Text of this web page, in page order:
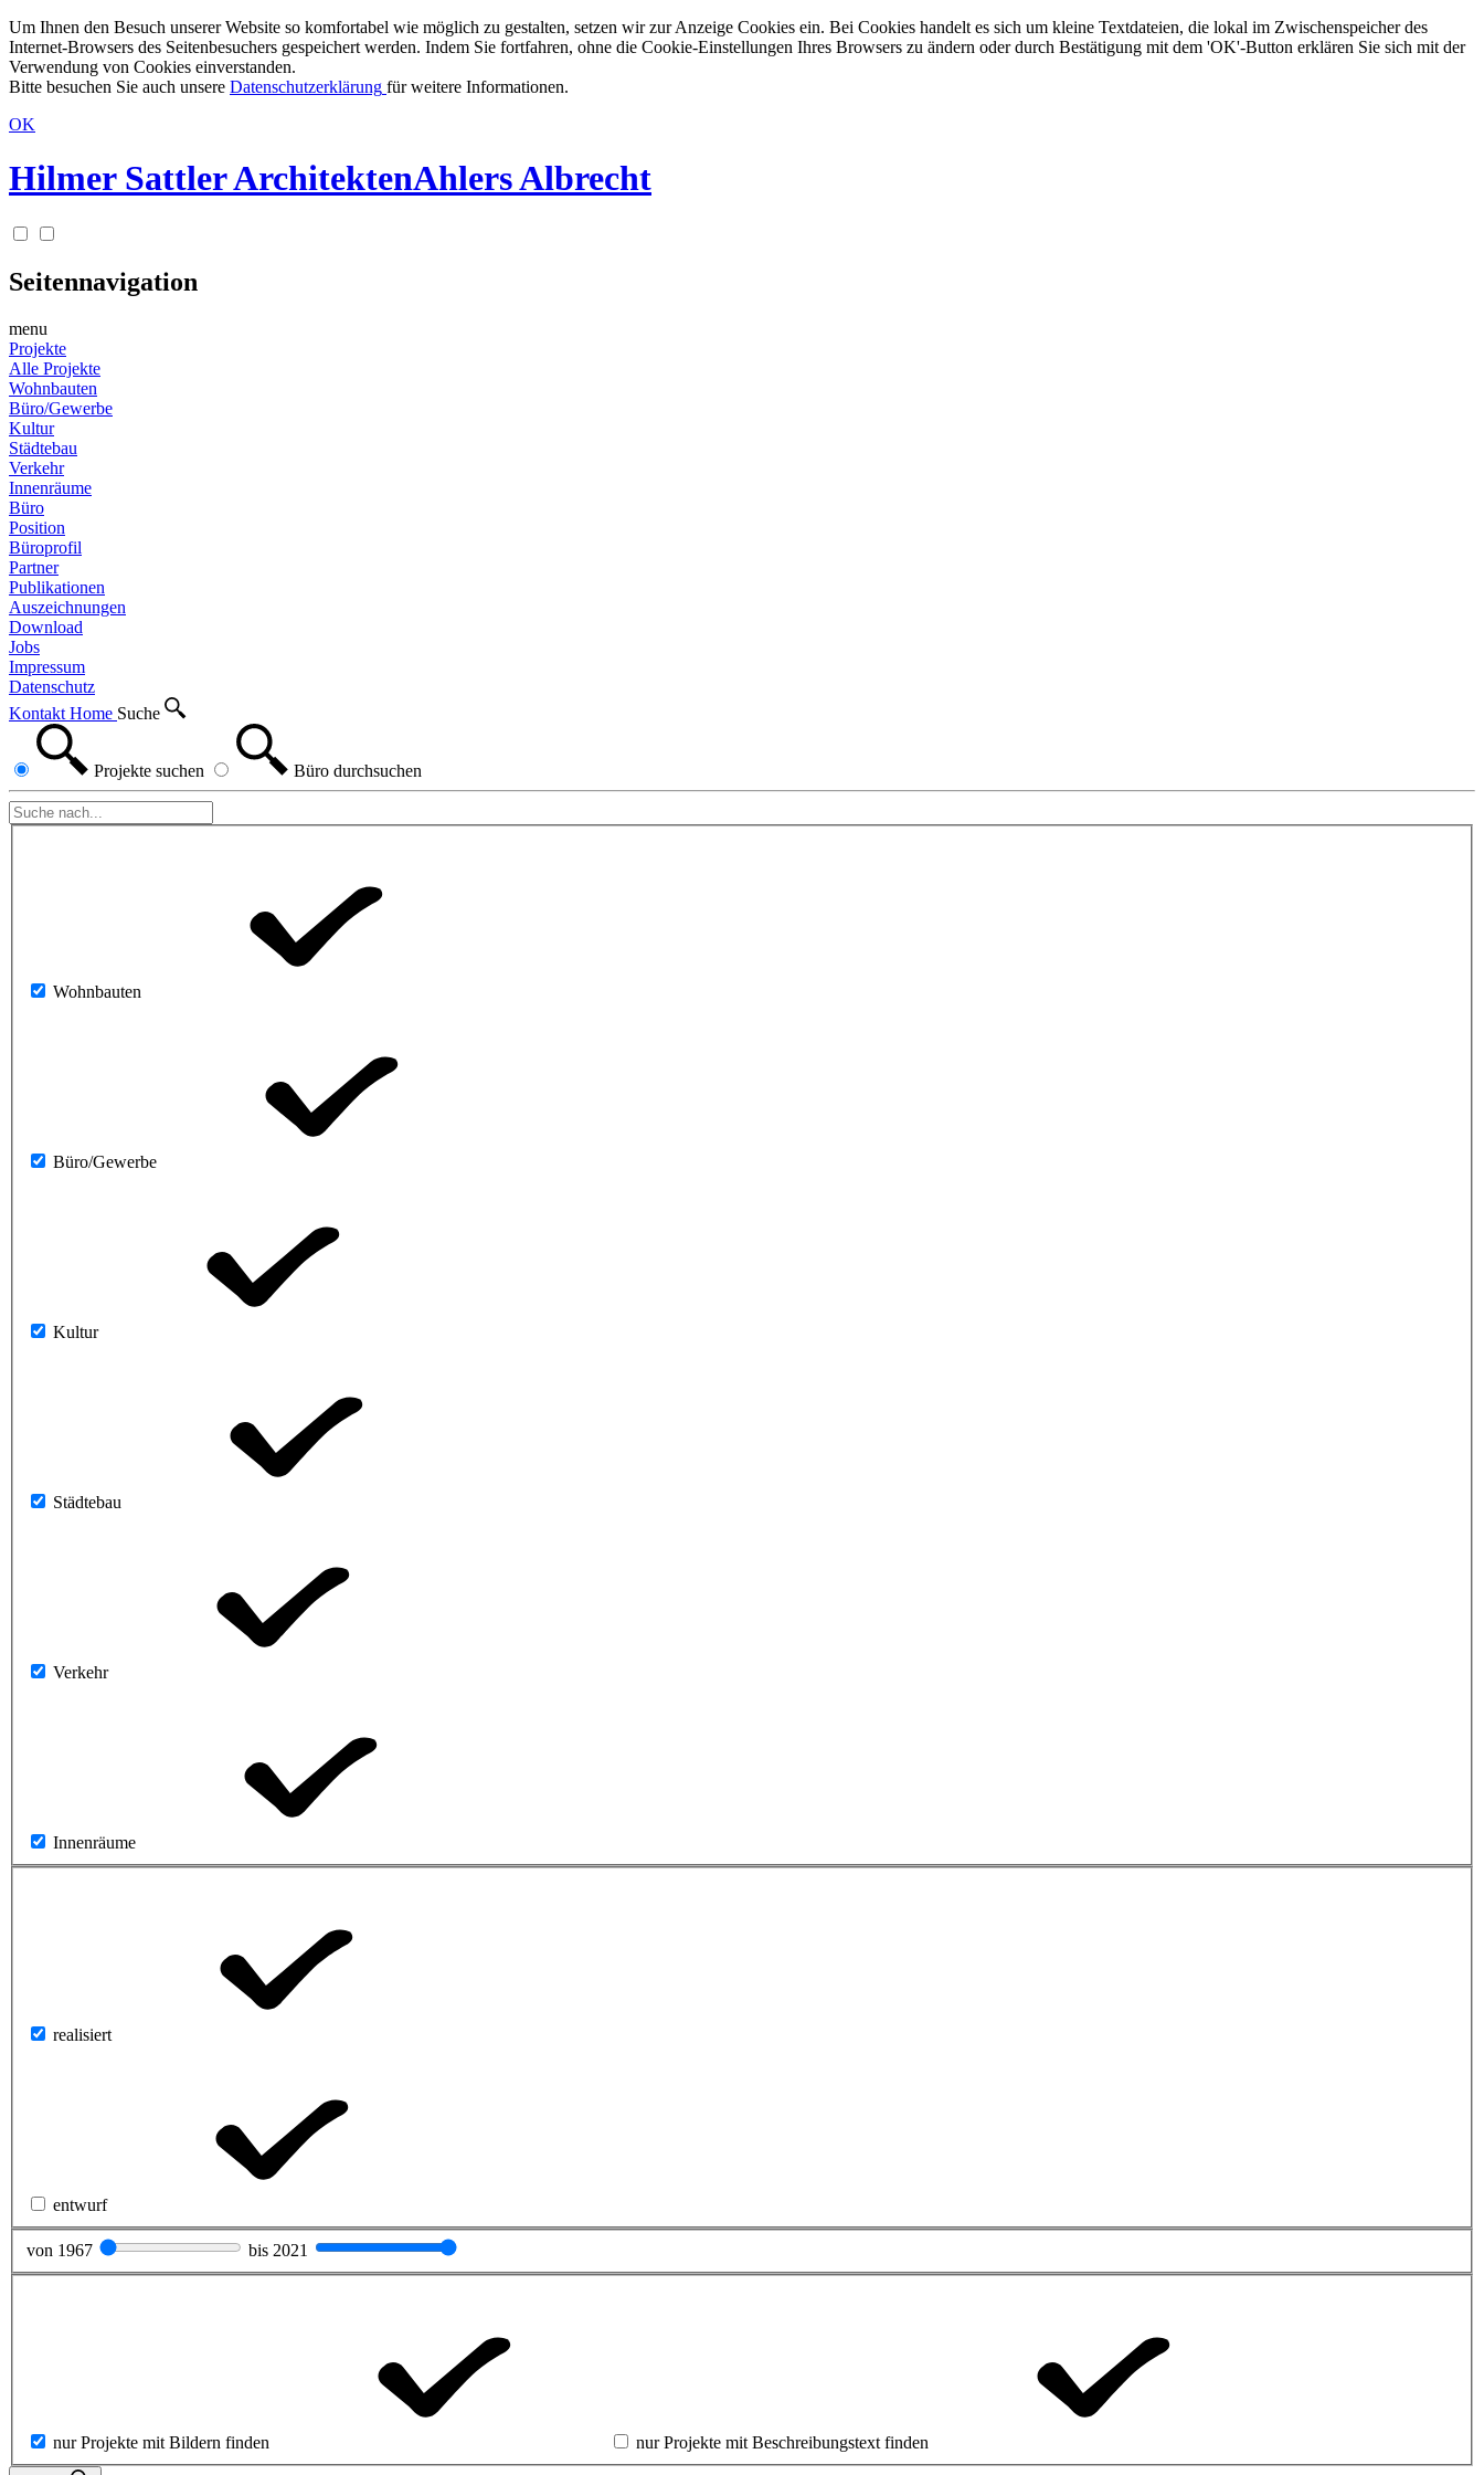
Um Ihnen den Besuch unserer Website so komfortabel wie möglich zu gestalten, setzen wir zur Anzeige Cookies ein. Bei Cookies handelt es sich um kleine Textdateien, die lokal im Zwischenspeicher des
Internet-Browsers des Seitenbesuchers gespeichert werden. Indem Sie fortfahren, ohne die Cookie-Einstellungen Ihres Browsers zu ändern oder durch Bestätigung mit dem 'OK'-Button erklären Sie sich mit der
Verwendung von Cookies einverstanden.
Bitte besuchen Sie auch unsere Datenschutzerklärung für weitere Informationen.
OK
Hilmer Sattler ArchitektenAhlers Albrecht
Seitennavigation
menu
Projekte
Alle Projekte
Wohnbauten
Büro/Gewerbe
Kultur
Städtebau
Verkehr
Innenräume
Büro
Position
Büroprofil
Partner
Publikationen
Auszeichnungen
Download
Jobs
Impressum
Datenschutz
Kontakt Home Suche
Projekte suchen Büro durchsuchen
Wohnbauten
Büro/Gewerbe
Kultur
Städtebau
Verkehr
Innenräume
realisiert
entwurf
von 1967 bis 2021
nur Projekte mit Bildern finden nur Projekte mit Beschreibungstext finden